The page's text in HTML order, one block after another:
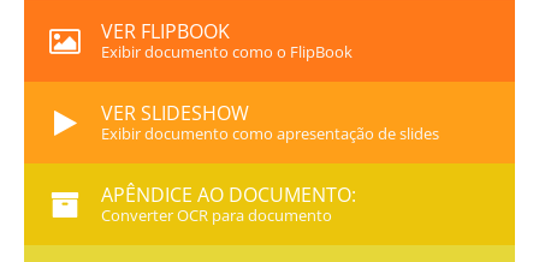
VER FLIPBOOK
Exibir documento como o FlipBook
VER SLIDESHOW
Exibir documento como apresentação de slides
APÊNDICE AO DOCUMENTO:
Converter OCR para documento